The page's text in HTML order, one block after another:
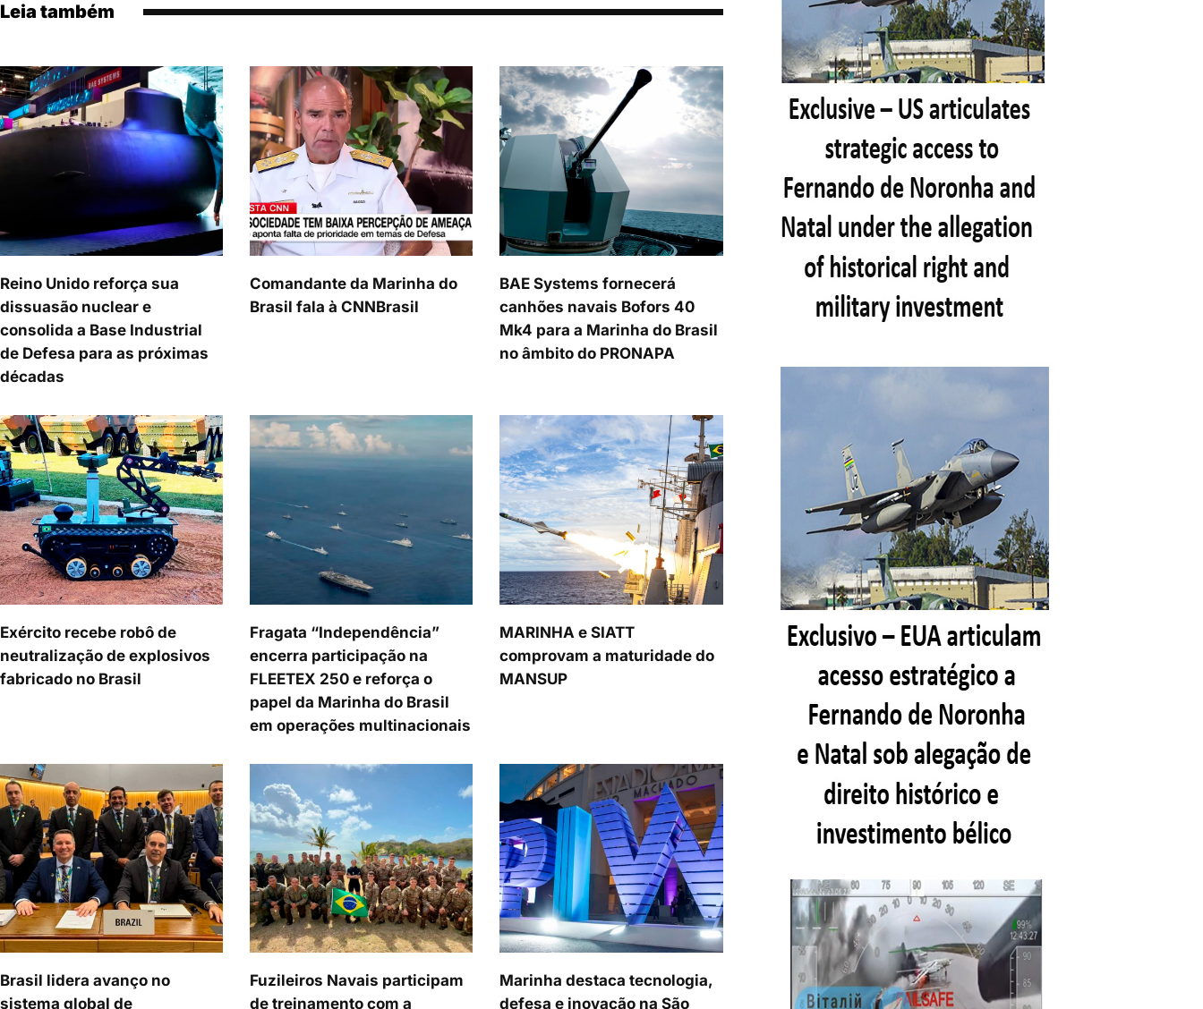
Leia também
Reino Unido reforça sua
dissuasão nuclear e
consolida a Base Industrial
de Defesa para as próximas
décadas
Comandante da Marinha do
Brasil fala à CNNBrasil
BAE Systems fornecerá
canhões navais Bofors 40
Mk4 para a Marinha do Brasil
no âmbito do PRONAPA
Exército recebe robô de
neutralização de explosivos
fabricado no Brasil
Fragata “Independência”
encerra participação na
FLEETEX 250 e reforça o
papel da Marinha do Brasil
em operações multinacionais
MARINHA e SIATT
comprovam a maturidade do
MANSUP
Brasil lidera avanço no
sistema global de
Fuzileiros Navais participam
de treinamento com a
Marinha destaca tecnologia,
defesa e inovação na São